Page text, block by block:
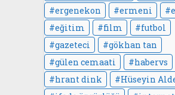
ergenekon
ermeni
eğitim
film
futbol
gazeteci
gökhan tan
gülen cemaati
habervs
hrant dink
Hüseyin